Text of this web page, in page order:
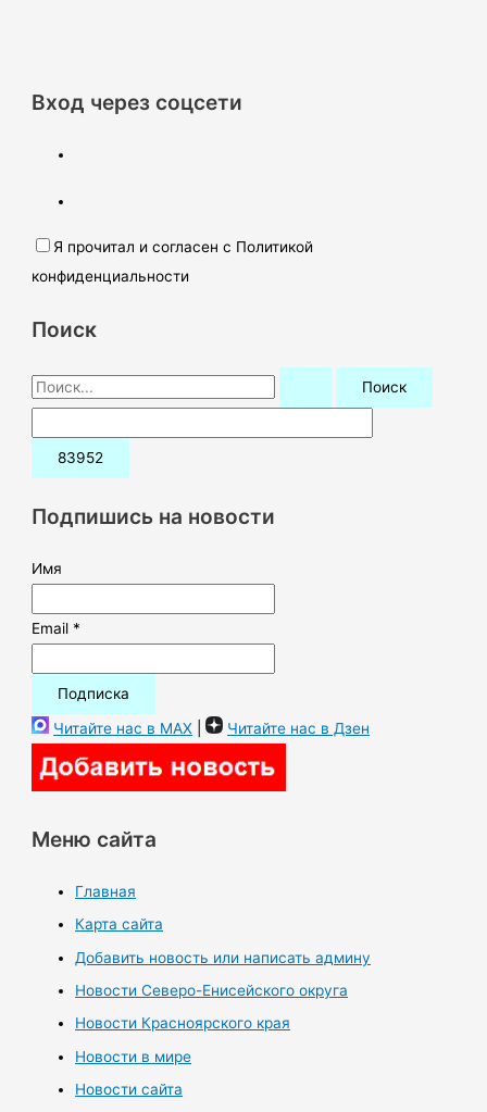
Вход через соцсети
Я прочитал и согласен с Политикой
конфиденциальности
Поиск
П
о
и
:Подпишись на новости
Имя
Email *
Читайте нас в MAX | Читайте нас в Дзен
Меню сайта
Главная
Карта сайта
Добавить новость или написать админу
Новости Северо-Енисейского округа
Новости Красноярского края
Новости в мире
Новости сайта